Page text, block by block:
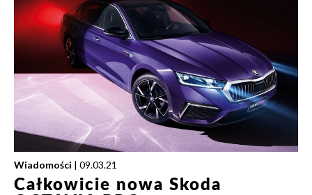
Wiadomości | 09.03.21
Całkowicie nowa Skoda